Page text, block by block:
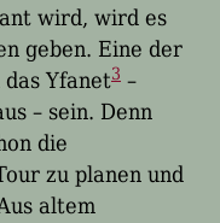
wird, wird es
geben. Eine der
Yfanet3 –
– sein. Denn
die
zu planen und
altem